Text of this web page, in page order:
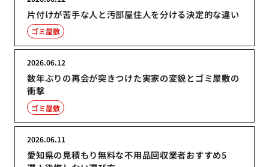
片付けが苦手な人と汚部屋住人を分ける決定的な違い
ゴミ屋敷
数年ぶりの再会が突きつけた実家の変貌とゴミ屋敷の
衝撃
2026.06.12
ゴミ屋敷
愛知県の見積もり無料な不用品回収業者おすすめ5
2026.06.11